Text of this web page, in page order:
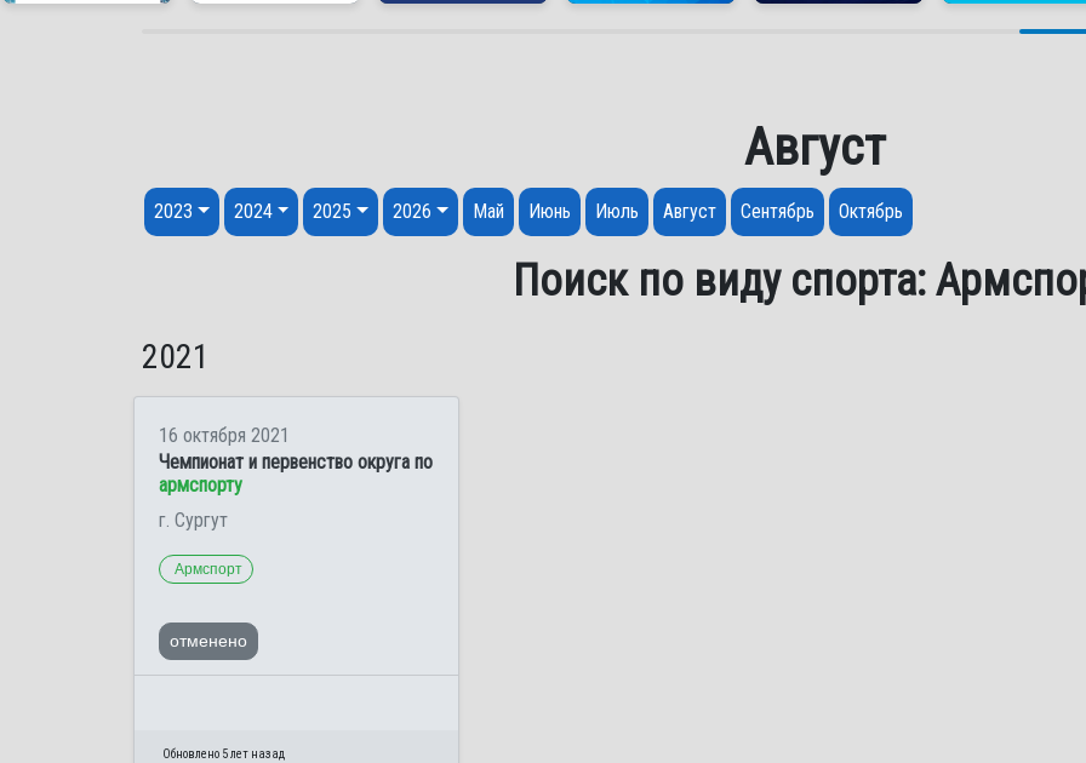
Август
Перейти к содержанию
2023 2024 2025 2026 Май Июнь Июль Август Сентябрь Октябрь
Поиск по виду спорта:
2021
16 октября 2021
Чемпионат и первенство округа по
армспорту
г. Сургут
Армспорт
отменено
Обновлено 5 лет назад